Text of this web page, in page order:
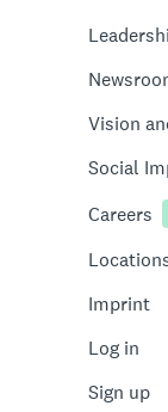
Vision
Social
Careers
Imprint
Log in
Sign up